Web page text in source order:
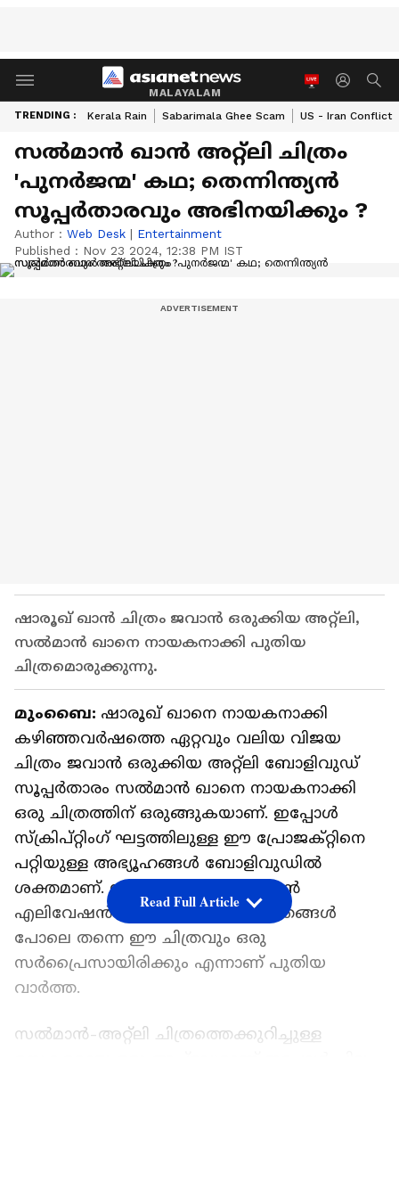
MALAYALAM
TRENDING : Kerala Rain Sabarimala Ghee Scam US - Iran Conflict
സല്‍മാന്‍ ഖാന്‍ അറ്റ്ലി ചിത്രം
'പുനര്‍ജന്മ' കഥ; തെന്നിന്ത്യന്‍
സൂപ്പര്‍താരവും അഭിനയിക്കും ?
Author : Web Desk | Entertainment
Published : Nov 23 2024, 12:38 PM IST
ഷാരൂഖ് ഖാൻ ചിത്രം ജവാൻ ഒരുക്കിയ അറ്റ്‌ലി,
സൽമാൻ ഖാനെ നായകനാക്കി പുതിയ
ചിത്രമൊരുക്കുന്നു.
മുംബൈ: ഷാരൂഖ് ഖാനെ നായകനാക്കി
കഴിഞ്ഞ‌വര്‍ഷത്തെ ഏറ്റവും വലിയ വിജയ
ചിത്രം ജവാൻ ഒരുക്കിയ അറ്റ്‌ലി ബോളിവുഡ്
സൂപ്പര്‍താരം സൽമാൻ ഖാനെ നായകനാക്കി
ഒരു ചിത്രത്തിന് ഒരുങ്ങുകയാണ്. ഇപ്പോൾ
സ്‌ക്രിപ്റ്റിംഗ് ഘട്ടത്തിലുള്ള ഈ പ്രോജക്റ്റിനെ
പറ്റിയുള്ള അഭ്യൂഹങ്ങള്‍ ബോളിവുഡില്‍
ശക്തമാണ്. സൂപ്പര്‍താരങ്ങള്‍ക്ക് വന്‍
എലിവേഷന്‍ നല്‍കുന്ന അറ്റ്ലി ചിത്രങ്ങള്‍
പോലെ തന്നെ ഈ ചിത്രവും ഒരു
സര്‍പ്രൈസായിരിക്കും എന്നാണ് പുതിയ
വാര്‍ത്ത.
സൽമാൻ-അറ്റ്‌ലി ചിത്രത്തെക്കുറിച്ചുള്ള
Read Full Article